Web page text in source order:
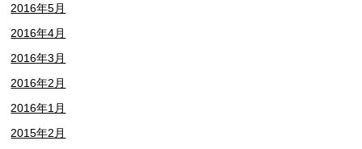
2016年5月
2016年4月
2016年3月
2016年2月
2016年1月
2015年2月